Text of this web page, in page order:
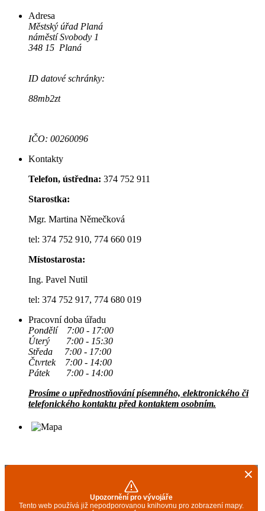
Adresa
Městský úřad Planá
náměstí Svobody 1
348 15 Planá
ID datové schránky:
88mb2zt
IČO: 00260096
Kontakty
Telefon, ústředna: 374 752 911
Starostka:
Mgr. Martina Němečková
tel: 374 752 910, 774 660 019
Místostarosta:
Ing. Pavel Nutil
tel: 374 752 917, 774 680 019
Pracovní doba úřadu
Pondělí 7:00 - 17:00
Úterý 7:00 - 15:30
Středa 7:00 - 17:00
Čtvrtek 7:00 - 14:00
Pátek 7:00 - 14:00
Prosíme o upřednostňování písemného, elektronického či
telefonického kontaktu před kontaktem osobním.